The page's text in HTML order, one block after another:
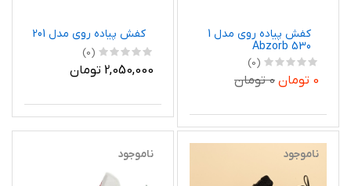
کفش پیاده روی مدل 1
Abzorb 530
(0)
0 تومان 0 تومان
کفش پیاده روی مدل 201
(0)
2,050,000 تومان
ناموجود ناموجود